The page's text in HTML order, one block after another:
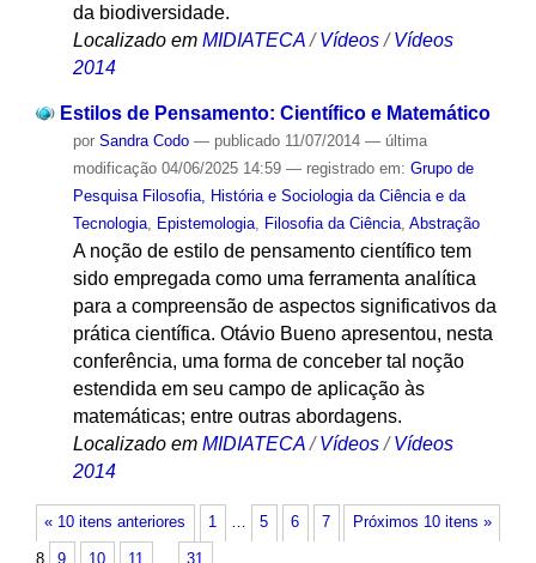
da biodiversidade.
Localizado em MIDIATECA /Vídeos /Vídeos
2014
Estilos de Pensamento: Científico e Matemático
por Sandra Codo — publicado11/07/2014 — última
modificação04/06/2025 14:59 — registrado em: Grupo de
Pesquisa Filosofia, História e Sociologia da Ciência e da
Tecnologia, Epistemologia, Filosofia da Ciência, Abstração
A noção de estilo de pensamento científico tem
sido empregada como uma ferramenta analítica
para a compreensão de aspectos significativos da
prática científica. Otávio Bueno apresentou, nesta
conferência, uma forma de conceber tal noção
estendida em seu campo de aplicação às
matemáticas; entre outras abordagens.
Localizado em MIDIATECA /Vídeos /Vídeos
2014
« 10 itens anteriores Próximos 10 itens »
1 … 5 6 7
8 9 10 11 31